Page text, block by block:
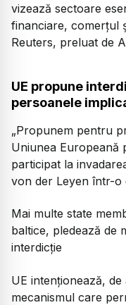
vizează sectoare
financiare, comerțul
Reuters, preluat de
UE propune
persoanele
„Propunem pentru
Uniunea Europeană
participat la
von der Leyen într-o
Mai multe state
baltice, pledează de
interdicție
UE intenționează, de
mecanismul care